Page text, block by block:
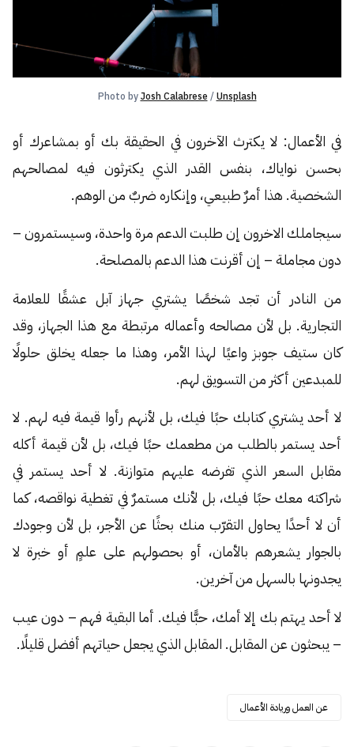
Photo by Josh Calabrese / Unsplash
في الأعمال: لا يكترث الآخرون في الحقيقة بك أو بمشاعرك أو
بحسن نواياك، بنفس القدر الذي يكترثون فيه لمصالحهم
الشخصية. هذا أمرٌ طبيعي، وإنكاره ضربٌ من الوهم.
سيجاملك الاخرون إن طلبت الدعم مرة واحدة، وسيستمرون –
دون مجاملة – إن أقرنت هذا الدعم بالمصلحة.
من النادر أن تجد شخصًا يشتري جهاز آبل عشقًا للعلامة
التجارية. بل لأن مصالحه وأعماله مرتبطة مع هذا الجهاز، وقد
كان ستيف جوبز واعيًا لهذا الأمر، وهذا ما جعله يخلق حلولًا
للمبدعين أكثر من التسويق لهم.
لا أحد يشتري كتابك حبًا فيك، بل لأنهم رأوا قيمة فيه لهم. لا
أحد يستمر بالطلب من مطعمك حبًا فيك، بل لأن قيمة أكله
مقابل السعر الذي تفرضه عليهم متوازنة. لا أحد يستمر في
شراكته معك حبًا فيك، بل لأنك مستمرٌ في تغطية نواقصه، كما
أن لا أحدًا يحاول التقرّب منك بحثًا عن الأجر، بل لأن وجودك
بالجوار يشعرهم بالأمان، أو بحصولهم على علمٍ أو خبرة لا
يجدونها بالسهل من آخرين.
لا أحد يهتم بك إلا أمك، حبًّا فيك. أما البقية فهم – دون عيب
– يبحثون عن المقابل. المقابل الذي يجعل حياتهم أفضل قليلًا.
عن العمل وريادة الأعمال